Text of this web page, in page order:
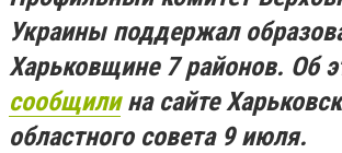
Украины поддержал
Харьковщине 7 районов. Об
сообщилина сайте
областного совета 9 июля.